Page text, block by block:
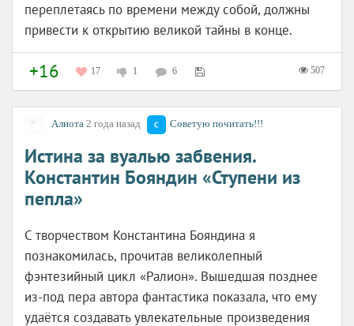
переплетаясь по времени между собой, должны
привести к открытию великой тайны в конце.
+16 17 1 6 507
Алиота 2 года назад Советую почитать!!!
Истина за вуалью забвения.
Константин Бояндин «Ступени из
пепла»
С творчеством Константина Бояндина я
познакомилась, прочитав великолепный
фэнтезийный цикл «Ралион». Вышедшая позднее
из-под пера автора фантастика показала, что ему
удаётся создавать увлекательные произведения